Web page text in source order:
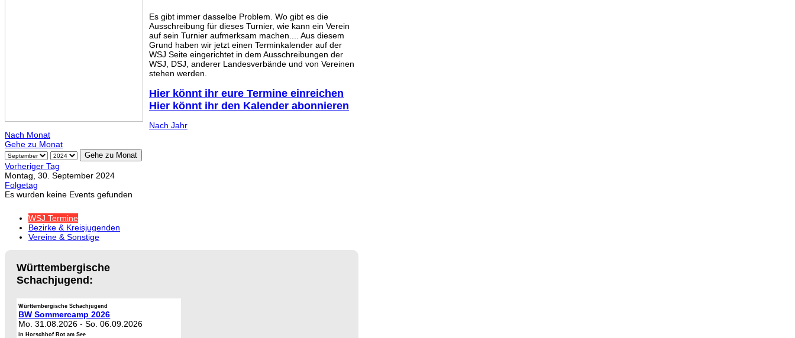
Es gibt immer dasselbe Problem. Wo gibt es die
Ausschreibung für dieses Turnier, wie kann ein Verein
auf sein Turnier aufmerksam machen.... Aus diesem
Grund haben wir jetzt einen Terminkalender auf der
WSJ Seite eingerichtet in dem Ausschreibungen der
WSJ, DSJ, anderer Landesverbände und von Vereinen
stehen werden.
Hier könnt ihr eure Termine einreichen
Hier könnt ihr den Kalender abonnieren
Nach Jahr
Nach Monat
Gehe zu Monat
Gehe zu Monat
Vorheriger Tag
Montag, 30. September 2024
Folgetag
Es wurden keine Events gefunden
WSJ Termine
Bezirke & Kreisjugenden
Vereine & Sonstige
Württembergische
Schachjugend:
Württembergische Schachjugend
BW Sommercamp 2026
Mo. 31.08.2026 -So. 06.09.2026
in Horschhof Rot am See